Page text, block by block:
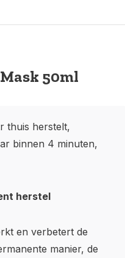
50ml
thuis herstelt,
binnen 4 minuten,
herstel
en verbetert de
manier, de